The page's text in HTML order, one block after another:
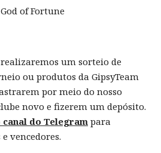
of Fortune
um sorteio de
ou produtos da GipsyTeam
por meio do nosso
novo e fizerem um depósito.
do Telegram para
vencedores.